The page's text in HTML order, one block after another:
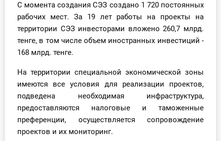
Интернет-магазин
О Системе
Обучение
Тарифы
Тестирование для
С момента создания СЭЗ создано 1 720 постоянных
рабочих мест. За 19 лет работы на проекты на
территории СЭЗ инвесторами вложено 260,7 млрд.
тенге, в том числе объем иностранных инвестиций -
168 млрд. тенге.
На территории специальной экономической зоны
имеются все условия для реализации проектов,
подведена необходимая инфраструктура,
предоставляются налоговые и таможенные
преференции, осуществляется сопровождение
проектов и их мониторинг.